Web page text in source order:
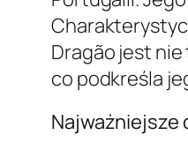
Dragão jest
co podkreśla
Najważniejsze